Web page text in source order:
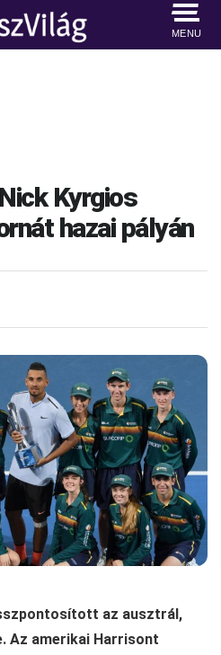
MENU
Kyrgios
hazai pályán
az ausztrál,
Az amerikai Harrisont